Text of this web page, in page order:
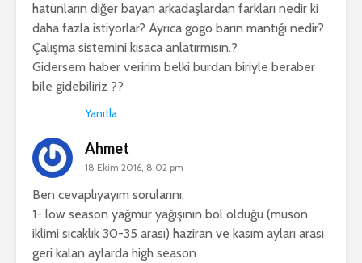
hatunların diğer bayan arkadaşlardan farkları nedir ki
daha fazla istiyorlar? Ayrıca gogo barın mantığı nedir?
Çalışma sistemini kısaca anlatırmısın.?
Gidersem haber veririm belki burdan biriyle beraber
bile gidebiliriz ??
Yanıtla
Ahmet
18 Ekim 2016, 8:02 pm
Ben cevaplıyayım sorularını;
1- low season yağmur yağışının bol olduğu (muson
iklimi sıcaklık 30-35 arası) haziran ve kasım ayları arası
geri kalan aylarda high season